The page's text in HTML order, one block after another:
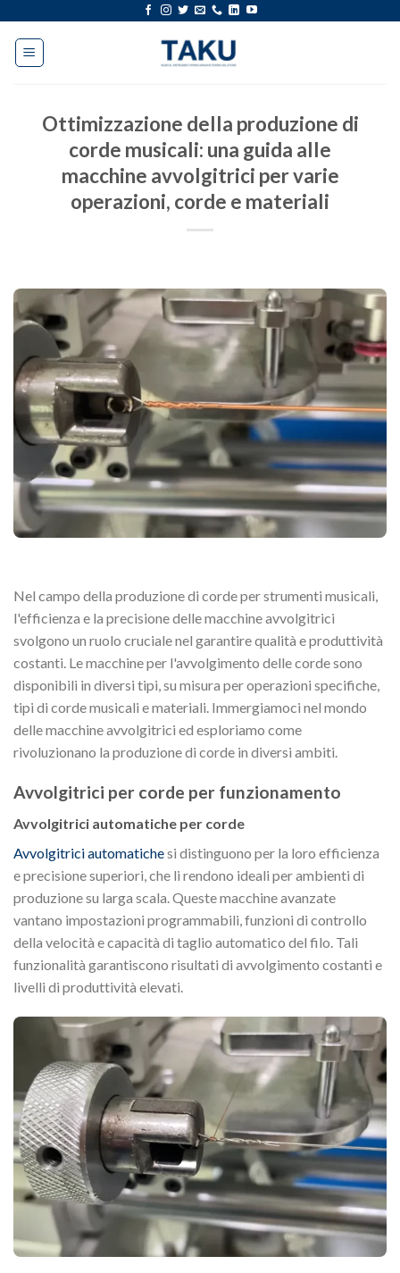
contenuto
Ottimizzazione della produzione di
corde musicali: una guida alle
macchine avvolgitrici per varie
operazioni, corde e materiali
Nel campo della produzione di corde per strumenti musicali,
l'efficienza e la precisione delle macchine avvolgitrici
svolgono un ruolo cruciale nel garantire qualità e produttività
costanti. Le macchine per l'avvolgimento delle corde sono
disponibili in diversi tipi, su misura per operazioni specifiche,
tipi di corde musicali e materiali. Immergiamoci nel mondo
delle macchine avvolgitrici ed esploriamo come
rivoluzionano la produzione di corde in diversi ambiti.
Avvolgitrici per corde per funzionamento
Avvolgitrici automatiche per corde
Avvolgitrici automatichesi distinguono per la loro efficienza
e precisione superiori, che li rendono ideali per ambienti di
produzione su larga scala. Queste macchine avanzate
vantano impostazioni programmabili, funzioni di controllo
della velocità e capacità di taglio automatico del filo. Tali
funzionalità garantiscono risultati di avvolgimento costanti e
livelli di produttività elevati.